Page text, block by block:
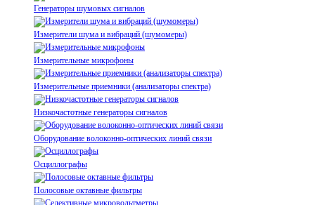
Генераторы шумовых сигналов
Измерители шума и вибраций (шумомеры)
Измерительные микрофоны
Измерительные приемники (анализаторы спектра)
Низкочастотные генераторы сигналов
Оборудование волоконно-оптических линий связи
Осциллографы
Полосовые октавные фильтры